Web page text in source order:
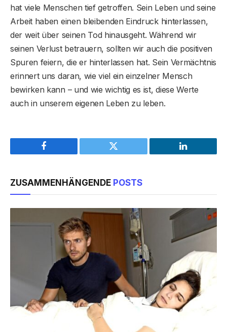
hat viele Menschen tief getroffen. Sein Leben und seine
Arbeit haben einen bleibenden Eindruck hinterlassen,
der weit über seinen Tod hinausgeht. Während wir
seinen Verlust betrauern, sollten wir auch die positiven
Spuren feiern, die er hinterlassen hat. Sein Vermächtnis
erinnert uns daran, wie viel ein einzelner Mensch
bewirken kann – und wie wichtig es ist, diese Werte
auch in unserem eigenen Leben zu leben.
Facebook Twitter LinkedIn
ZUSAMMENHÄNGENDE POSTS